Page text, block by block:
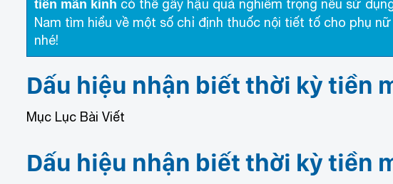
tiền mãn kinh có thể gây hậu quả nghiêm trọng nếu sử
Nam tìm hiểu về một số chỉ định thuốc nội tiết tố cho phụ
nhé!
Dấu hiệu nhận biết thời kỳ tiền
Mục Lục Bài Viết
Dấu hiệu nhận biết thời kỳ tiền